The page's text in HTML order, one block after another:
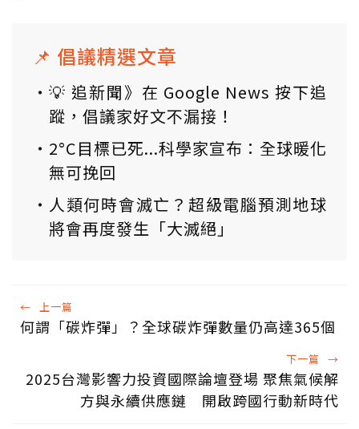
📌 倡議精選文章
💡 追新聞》在 Google News 按下追
蹤，倡議家好文不漏接！
2°C目標已死...科學家宣布：全球暖化
無可挽回
人類何時會滅亡？超級電腦預測地球
將會再度發生「大滅絕」
← 上一篇
何謂「碳炸彈」？全球碳炸彈數量仍高達365個
下一篇 →
2025台灣影響力投資國際論壇登場 聚焦氣候解
方與永續供應鏈 開啟跨國行動新時代